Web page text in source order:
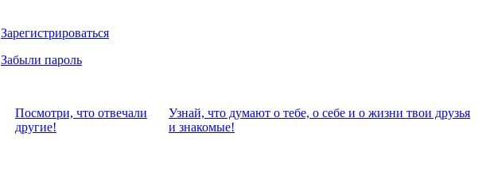
Зарегистрироваться
Забыли пароль
Посмотри, что отвeчали
другие!
Узнай, что думают о тебе, о себе и о жизни твои друзья
и знакомые!